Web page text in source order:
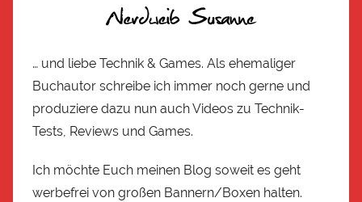
… und liebe Technik & Games. Als ehemaliger
Buchautor schreibe ich immer noch gerne und
produziere dazu nun auch Videos zu Technik-
Tests, Reviews und Games.
Ich möchte Euch meinen Blog soweit es geht
werbefrei von großen Bannern/Boxen halten.